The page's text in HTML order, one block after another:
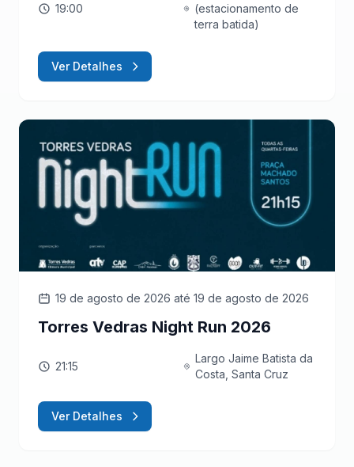
19:00
(estacionamento de
terra batida)
Ver Detalhes
19 de agosto de 2026 até 19 de agosto de 2026
Torres Vedras Night Run 2026
21:15
Largo Jaime Batista da
Costa, Santa Cruz
Ver Detalhes